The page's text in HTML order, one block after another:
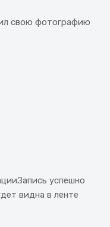
свою фотографию
Запись успешно
видна в ленте